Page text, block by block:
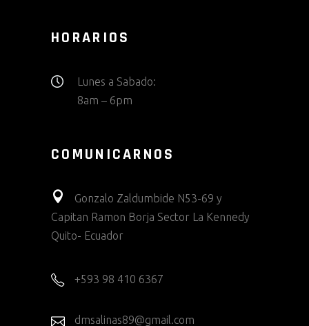
HORARIOS
Lunes a Sabado:
8am – 6pm
COMUNICARNOS
Gonzalo Zaldumbide N53-69 y
Capitan Ramon Borja Sector La Kennedy
Quito- Ecuador
+593 98 410 6367
dmsalinas89@gmail.com